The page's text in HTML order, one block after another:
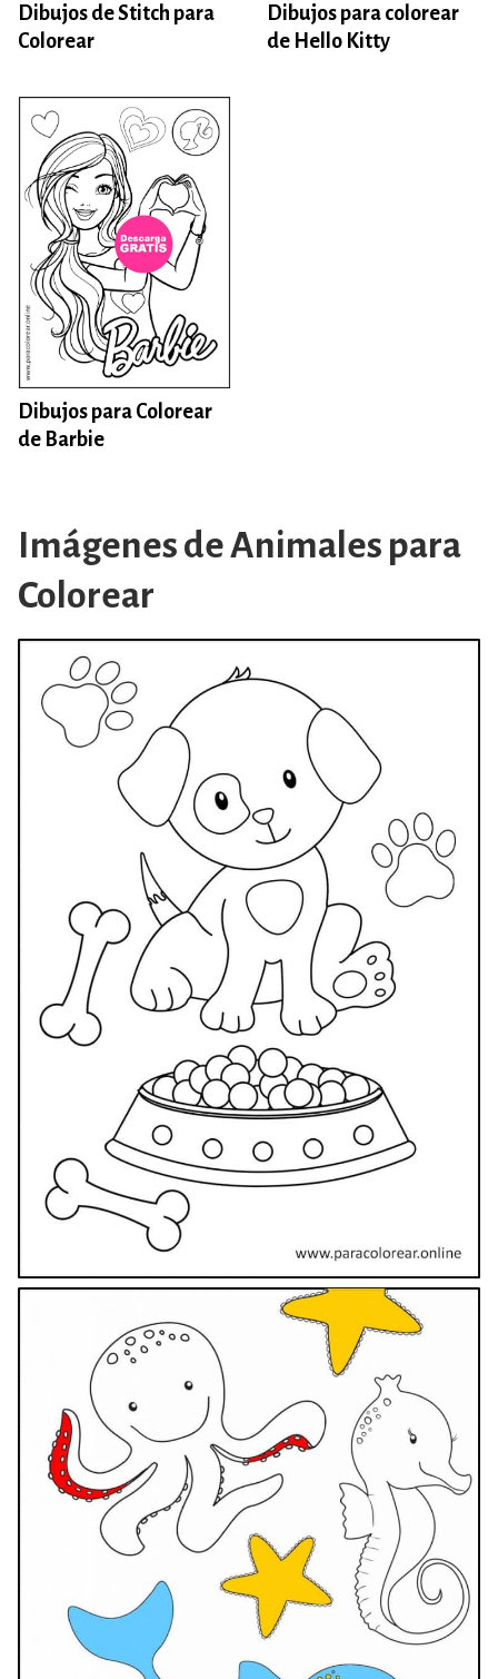
Dibujos de Stitch para
Colorear
Dibujos para colorear
de Hello Kitty
Dibujos para Colorear
de Barbie
Imágenes de Animales para
Colorear